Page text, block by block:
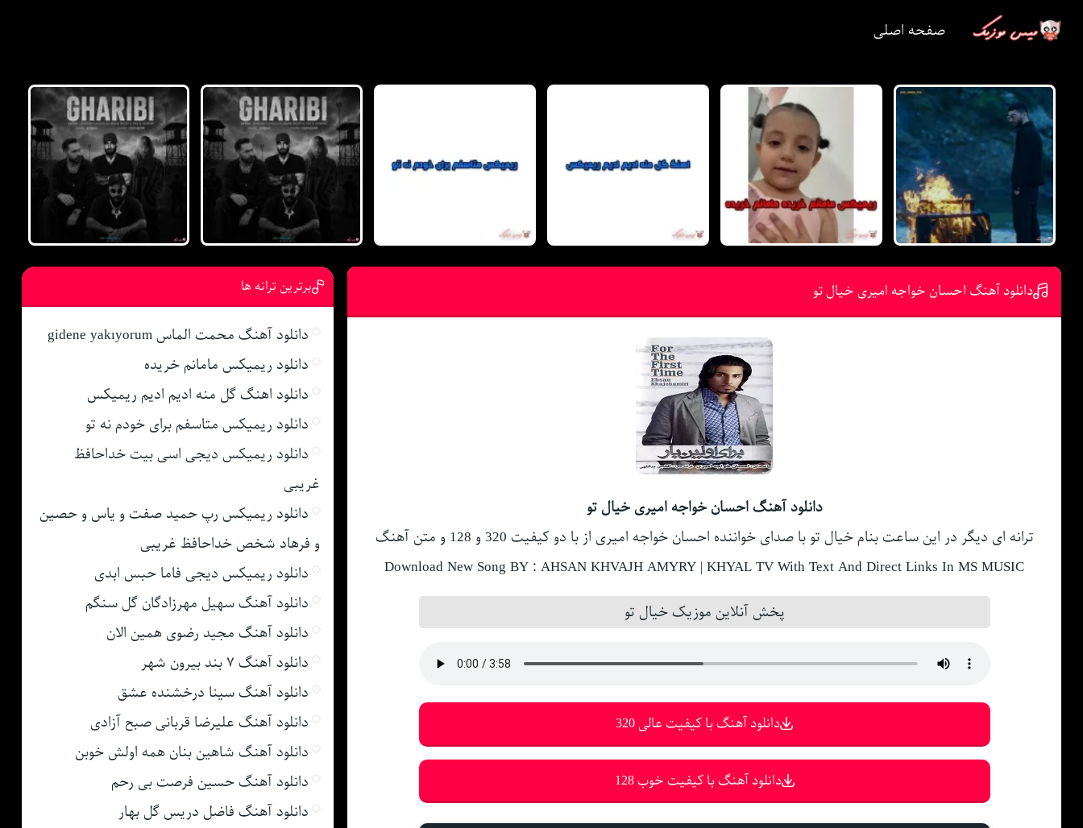
صفحه اصلی
دانلود آهنگ احسان خواجه امیری خیال تو
دانلود آهنگ احسان خواجه امیری خیال تو
ترانه ای دیگر در این ساعت بنام خیال تو با صدای خواننده احسان خواجه امیری از با دو کیفیت 320 و 128 و متن آهنگ
Download New Song BY : AHSAN KHVAJH AMYRY | KHYAL TV With Text And Direct Links In MS MUSIC
پخش آنلاین موزیک خیال تو
دانلود آهنگ با کیفیت عالی 320
دانلود آهنگ با کیفیت خوب 128
برترین ترانه ها
دانلود آهنگ محمت الماس gidene yakıyorum
دانلود ریمیکس مامانم خریده
دانلود اهنگ گل منه ادیم ادیم ریمیکس
دانلود ریمیکس متاسفم برای خودم نه تو
دانلود ریمیکس دیجی اسی بیت خداحافظ
غریبی
دانلود ریمیکس رپ حمید صفت و یاس و حصین
و فرهاد شخص خداحافظ غریبی
دانلود ریمیکس دیجی فاما حبس ابدی
دانلود آهنگ سهیل مهرزادگان گل سنگم
دانلود آهنگ مجید رضوی همین الان
دانلود آهنگ ۷ بند بیرون شهر
دانلود آهنگ سینا درخشنده عشق
دانلود آهنگ علیرضا قربانی صبح آزادی
دانلود آهنگ شاهین بنان همه اولش خوبن
دانلود آهنگ حسین فرصت بی رحم
دانلود آهنگ فاضل دریس گل بهار